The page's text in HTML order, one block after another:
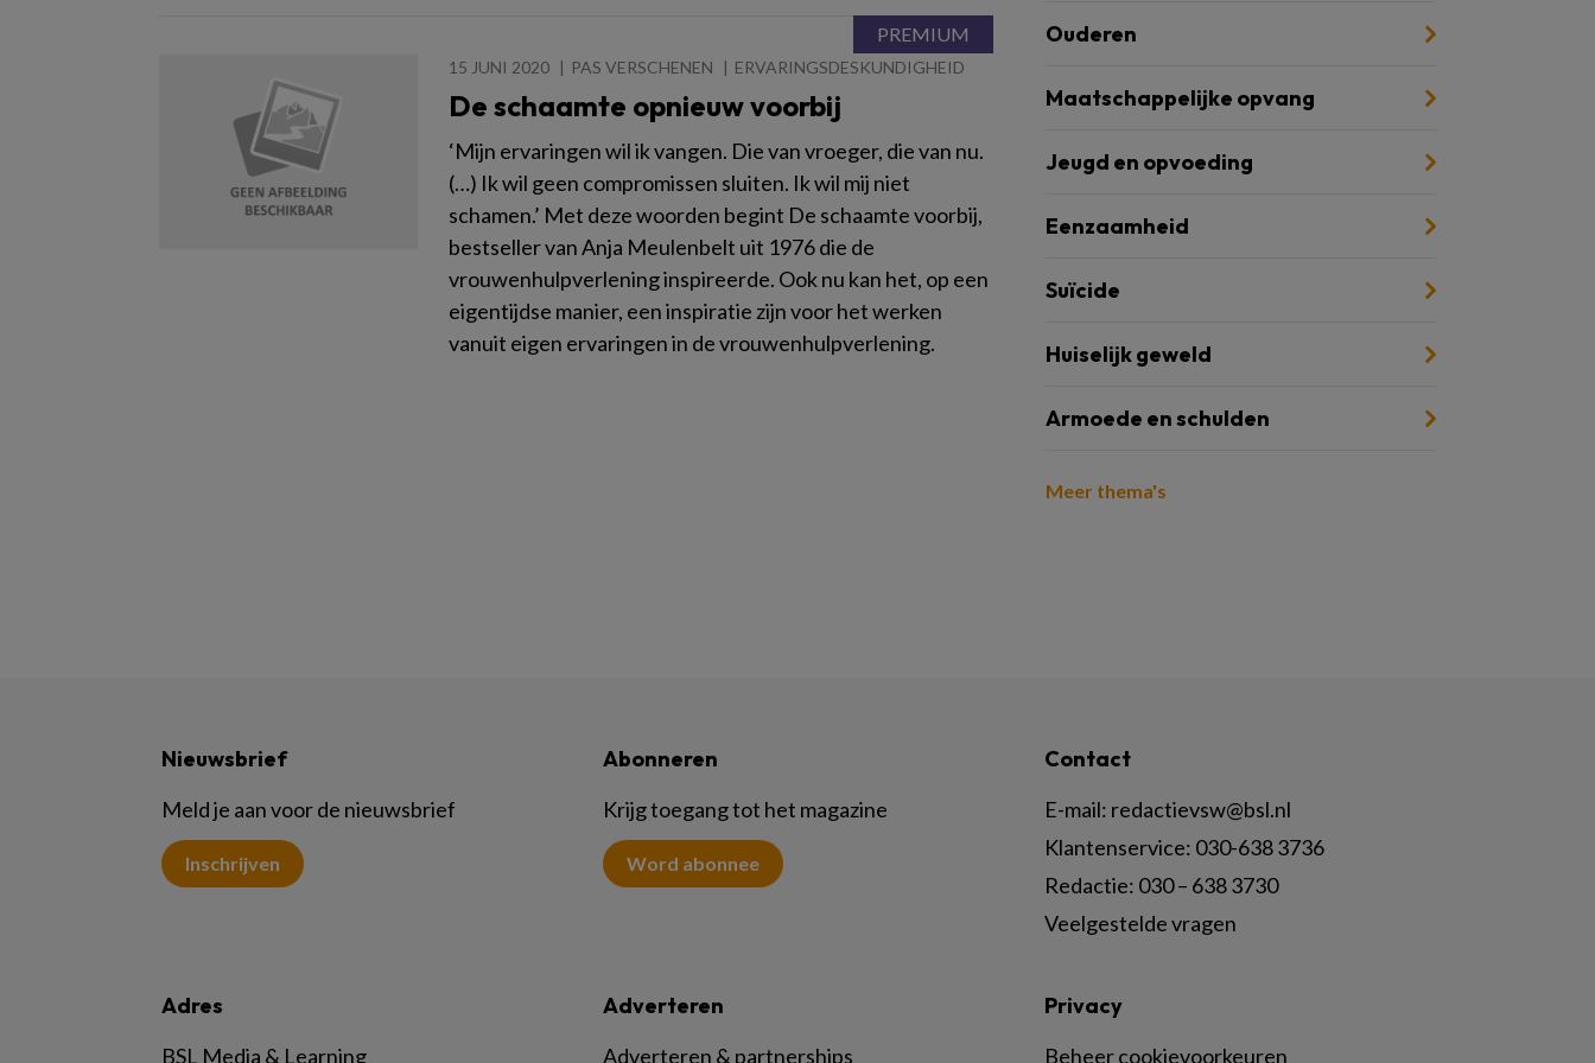
15 JUNI 2020 PAS VERSCHENEN ERVARINGSDESKUNDIGHEID
De schaamte opnieuw voorbij
‘Mijn ervaringen wil ik vangen. Die van vroeger, die van nu.
(…) Ik wil geen compromissen sluiten. Ik wil mij niet
schamen.’ Met deze woorden begint De schaamte voorbij,
bestseller van Anja Meulenbelt uit 1976 die de
vrouwenhulpverlening inspireerde. Ook nu kan het, op een
eigentijdse manier, een inspiratie zijn voor het werken
vanuit eigen ervaringen in de vrouwenhulpverlening.
Ouderen
Maatschappelijke opvang
Jeugd en opvoeding
Eenzaamheid
Suïcide
Huiselijk geweld
Armoede en schulden
Meer thema's
Nieuwsbrief
Meld je aan voor de nieuwsbrief
Inschrijven
Abonneren
Krijg toegang tot het magazine
Word abonnee
Contact
E-mail: redactievsw@bsl.nl
Klantenservice: 030-638 3736
Redactie: 030 – 638 3730
Veelgestelde vragen
Adres
BSL Media & Learning
Adverteren
Adverteren & partnerships
Privacy
Beheer cookievoorkeuren